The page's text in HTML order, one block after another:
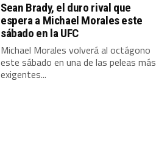
Sean Brady, el duro rival que
espera a Michael Morales este
sábado en la UFC
Michael Morales volverá al octágono
este sábado en una de las peleas más
exigentes...